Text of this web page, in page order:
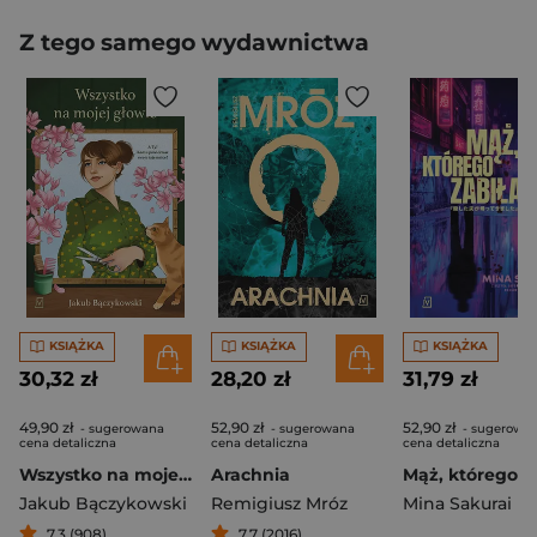
Z tego samego wydawnictwa
KSIĄŻKA
30,32 zł
49,90 zł - sugerowana
cena detaliczna
Wszystko na mojej głowie
Jakub Bączykowski
KSIĄŻKA
28,20 zł
52,90 zł - sugerowana
cena detaliczna
Arachnia
Remigiusz Mróz
KSIĄŻKA
31,79 zł
52,90 zł -
cena detaliczna
Mąż, którego
Mina Sakurai